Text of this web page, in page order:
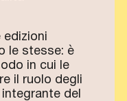
edizioni
le stesse: è
in cui le
il ruolo degli
del